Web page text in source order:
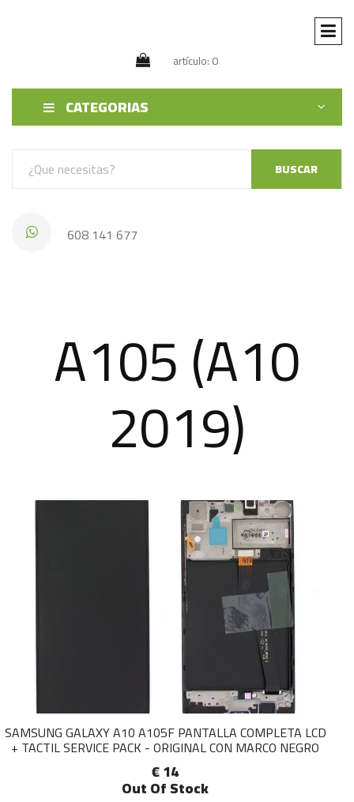
artículo: 0
CATEGORIAS
BUSCAR
608 141 677
A105 (A10
2019)
SAMSUNG GALAXY A10 A105F PANTALLA COMPLETA LCD
+ TACTIL SERVICE PACK - ORIGINAL CON MARCO NEGRO
€ 14
Out Of Stock